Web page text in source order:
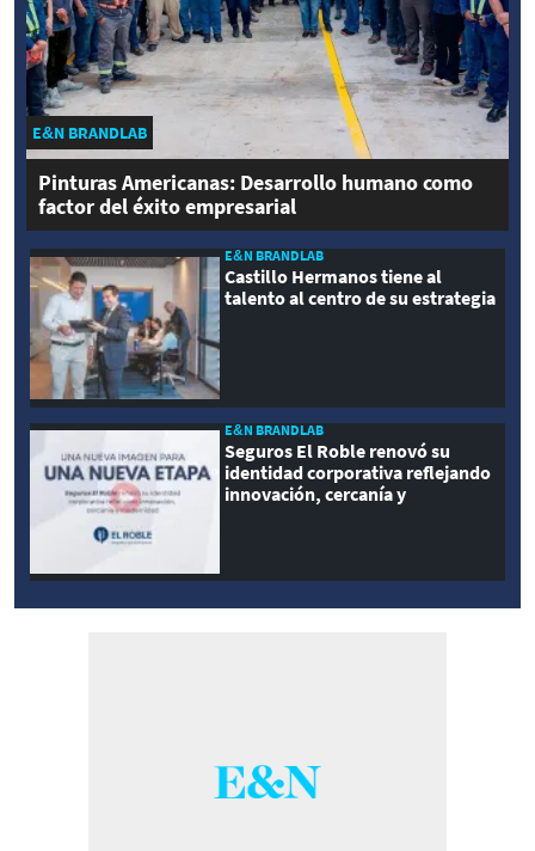
E&N BRANDLAB
Pinturas Americanas: Desarrollo humano como
factor del éxito empresarial
E&N BRANDLAB
Castillo Hermanos tiene al
talento al centro de su estrategia
E&N BRANDLAB
Seguros El Roble renovó su
identidad corporativa reflejando
innovación, cercanía y